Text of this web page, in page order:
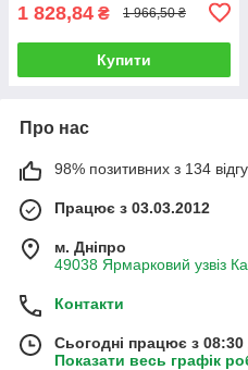
1 828,84 ₴ 1 966,50 ₴
Купити
Про нас
98% позитивних з 134
Працює з 03.03.2012
м. Дніпро
49038 Ярмарковий узвіз
Контакти
Сьогодні працює з
Показати весь графік